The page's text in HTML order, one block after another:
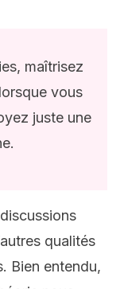
maîtrisez
vous
juste une
qualités
Bien entendu,